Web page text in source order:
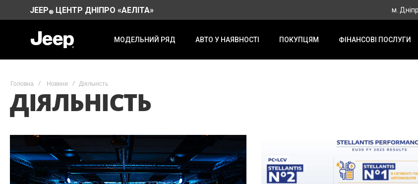
JEEP® ЦЕНТР ДНІПРО «АЕЛІТА» м.
МОДЕЛЬНИЙ РЯД АВТО У НАЯВНОСТІ ПОКУПЦЯМ ФІНАНСОВІ ПОСЛУГИ
Головна Новини Діяльність
ДІЯЛЬНІСТЬ